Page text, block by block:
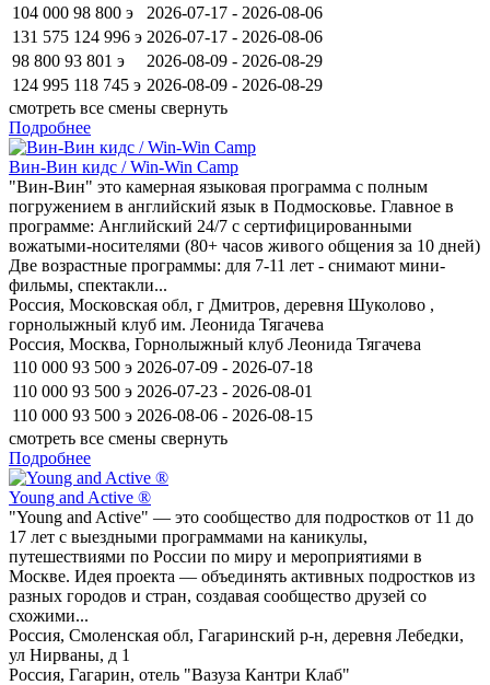
104 000 98 800 э
2026-07-17 - 2026-08-06
131 575 124 996 э 2026-07-17 - 2026-08-06
98 800 93 801 э
2026-08-09 - 2026-08-29
124 995 118 745 э 2026-08-09 - 2026-08-29
смотреть все смены свернуть
Подробнее
Вин-Вин кидс / Win-Win Camp
"Вин-Вин" это камерная языковая программа с полным
погружением в английский язык в Подмосковье. Главное в
программе: Английский 24/7 с сертифицированными
вожатыми-носителями (80+ часов живого общения за 10 дней)
Две возрастные программы: для 7-11 лет - снимают мини-
фильмы, спектакли...
Россия, Московская обл, г Дмитров, деревня Шуколово ,
горнолыжный клуб им. Леонида Тягачева
Россия, Москва, Горнолыжный клуб Леонида Тягачева
110 000 93 500 э 2026-07-09 - 2026-07-18
110 000 93 500 э 2026-07-23 - 2026-08-01
110 000 93 500 э 2026-08-06 - 2026-08-15
смотреть все смены свернуть
Подробнее
Young and Active ®
"Young and Active" — это сообщество для подростков от 11 до
17 лет с выездными программами на каникулы,
путешествиями по России по миру и мероприятиями в
Москве. Идея проекта — объединять активных подростков из
разных городов и стран, создавая сообщество друзей со
схожими...
Россия, Смоленская обл, Гагаринский р-н, деревня Лебедки,
ул Нирваны, д 1
Россия, Гагарин, отель "Вазуза Кантри Клаб"